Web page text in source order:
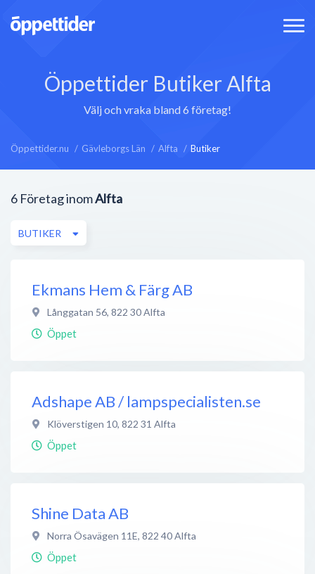
Öppettider Butiker Alfta
Välj och vraka bland 6 företag!
Öppettider.nu Gävleborgs Län Alfta Butiker
6 Företag inomAlfta
BUTIKER
Ekmans Hem & Färg AB
Långgatan 56, 822 30Alfta
Öppet
Adshape AB / lampspecialisten.se
Klöverstigen 10, 822 31 Alfta
Öppet
Shine Data AB
Norra Ösavägen 11E, 822 40Alfta
Öppet